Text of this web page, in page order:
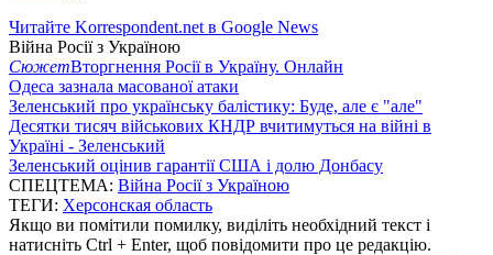
Читайте Korrespondent.net в Google News
Війна Росії з Україною
СюжетВторгнення Росії в Україну. Онлайн
Одеса зазнала масованої атаки
Зеленський про українську балістику: Буде, але є "але"
Десятки тисяч військових КНДР вчитимуться на війні в
Україні - Зеленський
Зеленський оцінив гарантії США і долю Донбасу
СПЕЦТЕМА: Війна Росії з Україною
ТЕГИ: Херсонская область
Якщо ви помітили помилку, виділіть необхідний текст і
натисніть Ctrl + Enter, щоб повідомити про це редакцію.